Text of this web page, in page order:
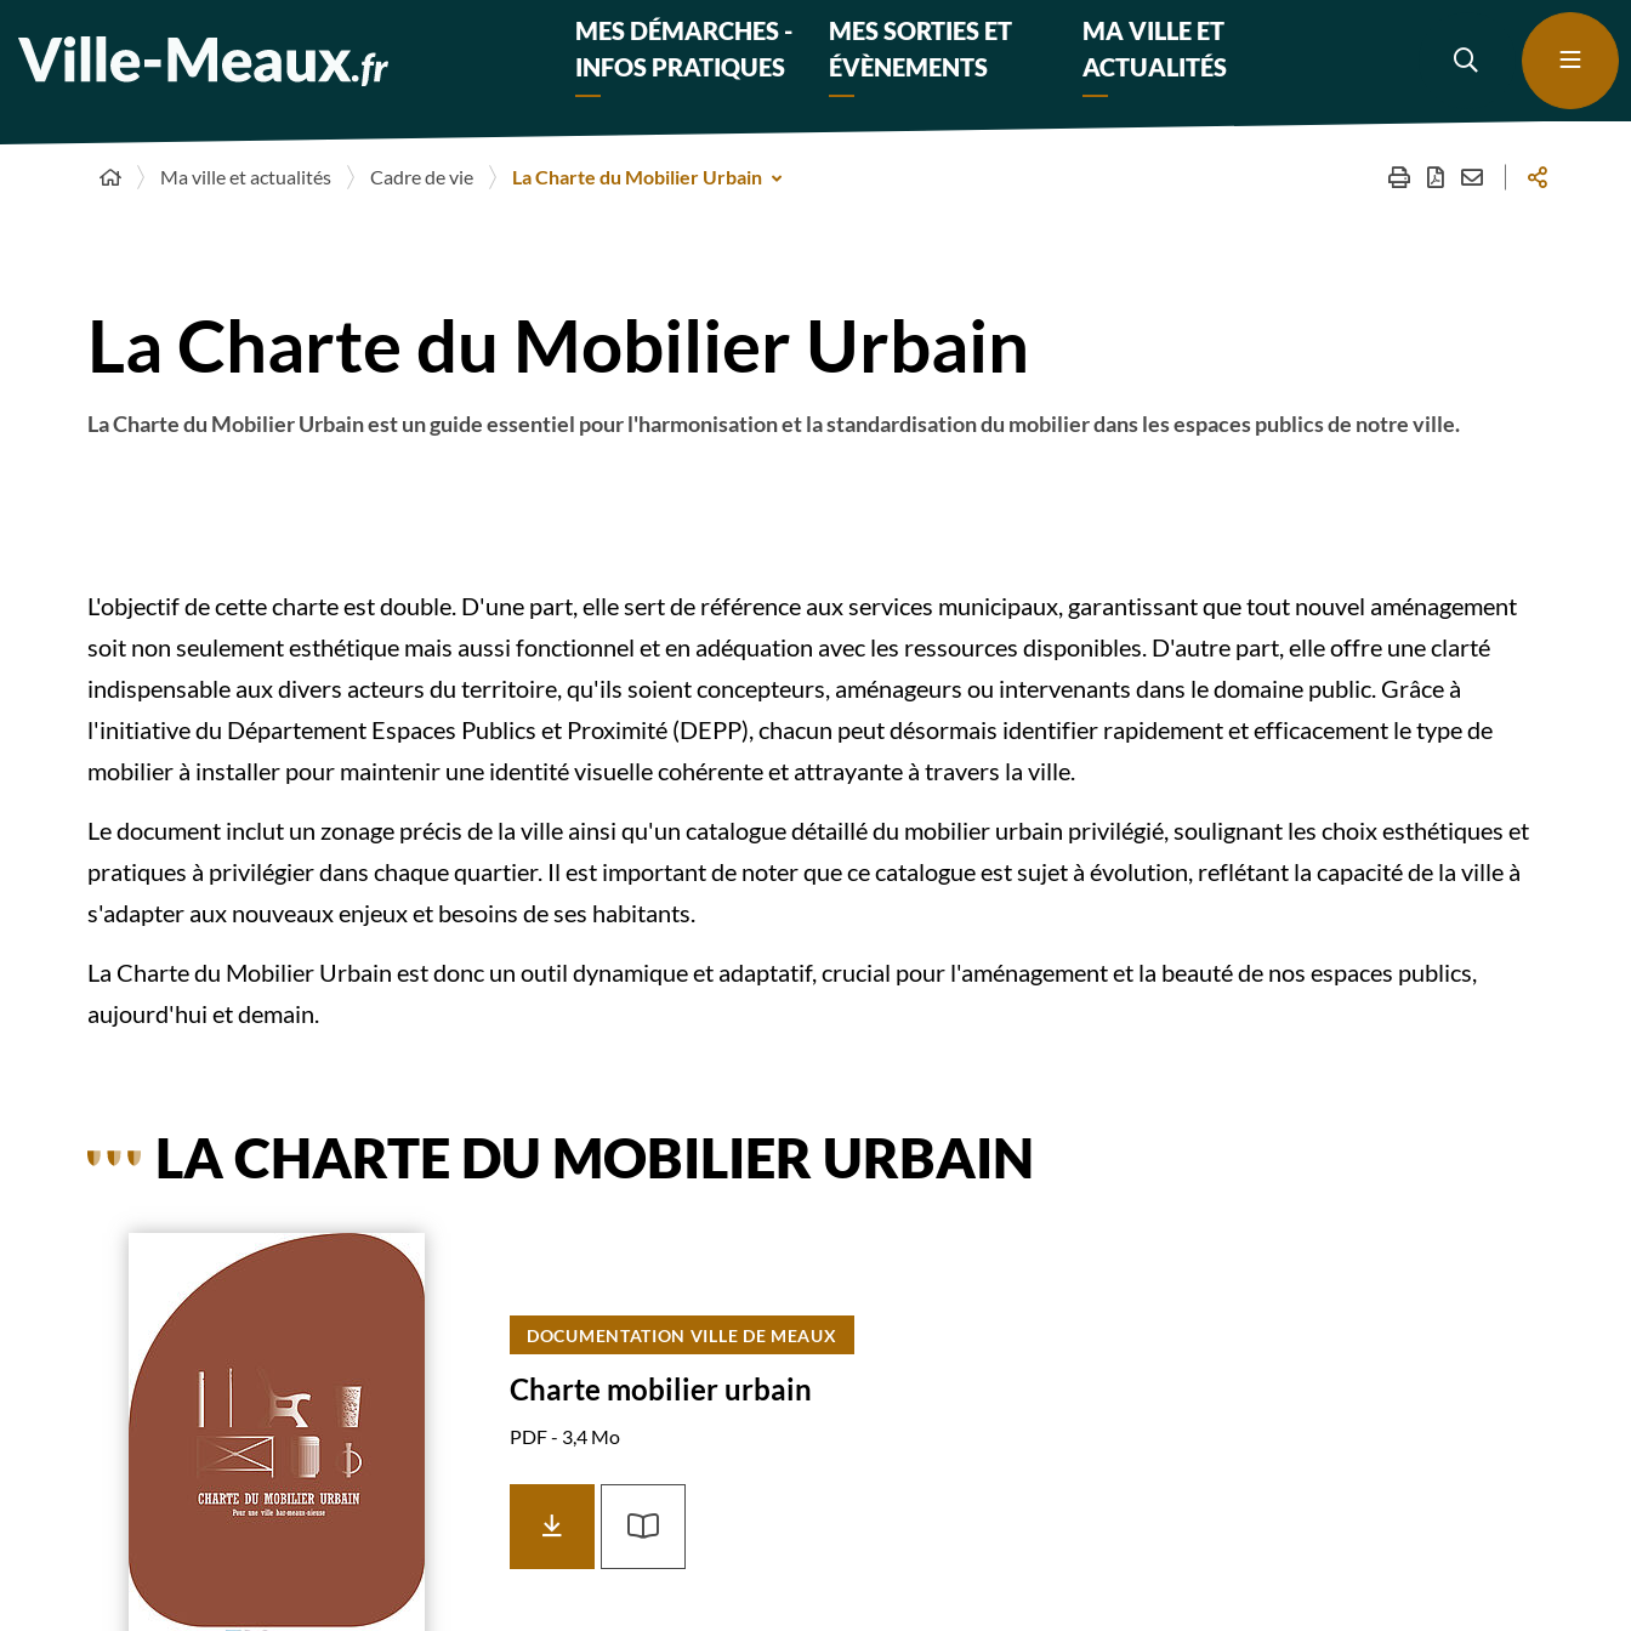
MES DÉMARCHES -
INFOS PRATIQUES
MES SORTIES ET
ÉVÈNEMENTS
MA VILLE ET
ACTUALITÉS
Ma ville et actualités Cadre de vie La Charte du Mobilier Urbain
La Charte du Mobilier Urbain
La Charte du Mobilier Urbain est un guide essentiel pour l'harmonisation et la standardisation du mobilier dans les espaces publics de notre ville.
L'objectif de cette charte est double. D'une part, elle sert de référence aux services municipaux, garantissant que tout nouvel aménagement
soit non seulement esthétique mais aussi fonctionnel et en adéquation avec les ressources disponibles. D'autre part, elle offre une clarté
indispensable aux divers acteurs du territoire, qu'ils soient concepteurs, aménageurs ou intervenants dans le domaine public. Grâce à
l'initiative du Département Espaces Publics et Proximité (DEPP), chacun peut désormais identifier rapidement et efficacement le type de
mobilier à installer pour maintenir une identité visuelle cohérente et attrayante à travers la ville.
Le document inclut un zonage précis de la ville ainsi qu'un catalogue détaillé du mobilier urbain privilégié, soulignant les choix esthétiques et
pratiques à privilégier dans chaque quartier. Il est important de noter que ce catalogue est sujet à évolution, reflétant la capacité de la ville à
s'adapter aux nouveaux enjeux et besoins de ses habitants.
La Charte du Mobilier Urbain est donc un outil dynamique et adaptatif, crucial pour l'aménagement et la beauté de nos espaces publics,
aujourd'hui et demain.
LA CHARTE DU MOBILIER URBAIN
DOCUMENTATION VILLE DE MEAUX
Charte mobilier urbain
PDF - 3,4 Mo